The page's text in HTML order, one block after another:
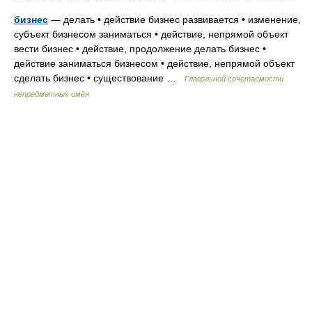
бизнес — делать • действие бизнес развивается • изменение,
субъект бизнесом заниматься • действие, непрямой объект
вести бизнес • действие, продолжение делать бизнес •
действие заниматься бизнесом • действие, непрямой объект
сделать бизнес • существование …
Глагольной сочетаемости
непредметных имён